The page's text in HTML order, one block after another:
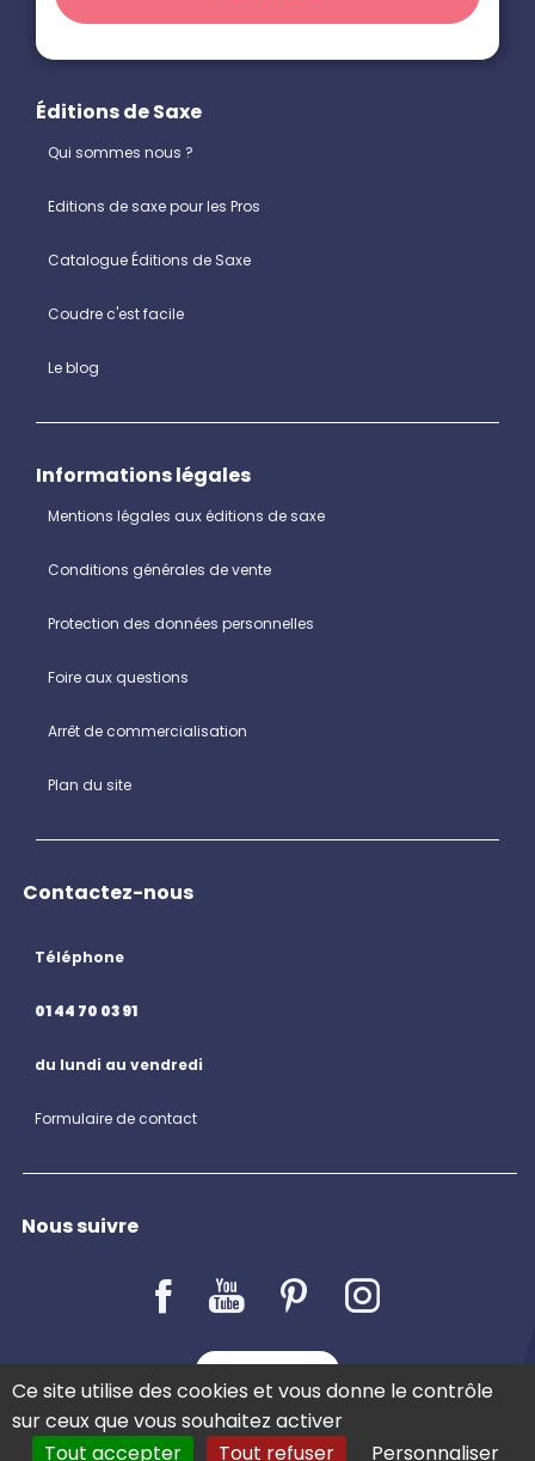
Éditions de Saxe
Qui sommes nous ?
Editions de saxe pour les Pros
Catalogue Éditions de Saxe
Coudre c'est facile
Le blog
Informations légales
Mentions légales aux éditions de saxe
Conditions générales de vente
Protection des données personnelles
Foire aux questions
Arrêt de commercialisation
Plan du site
Contactez-nous
Téléphone
01 44 70 03 91
du lundi au vendredi
Formulaire de contact
Nous suivre
LE BLOG
Ce site utilise des cookies et vous donne le contrôle
sur ceux que vous souhaitez activer
Tout accepter
Tout refuser Personnaliser